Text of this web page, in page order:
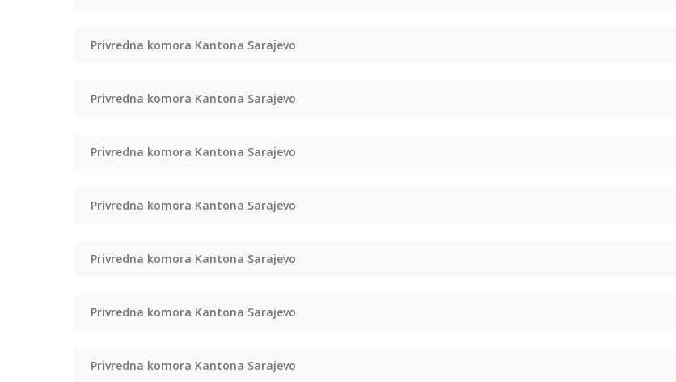
Privredna komora Kantona Sarajevo
Privredna komora Kantona Sarajevo
Privredna komora Kantona Sarajevo
Privredna komora Kantona Sarajevo
Privredna komora Kantona Sarajevo
Privredna komora Kantona Sarajevo
Privredna komora Kantona Sarajevo